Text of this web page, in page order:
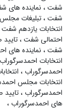
شفت، نماینده
شفت،تبلیغات
انتخابات یازدهم شفت
احتمالی شفت،
شفت، نماینده های
انتخابات احمدسرگوراب
احمدسرگوراب ، انتخابات ۹۸
انتخابات مجلس
احمدسرگوراب ،
های احمدسرگوراب ،